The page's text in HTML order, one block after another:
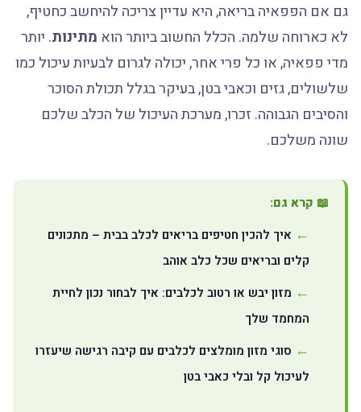
גם אם הפפאיה בריאה, היא עדיין צריכה להיחשב כחטיף,
לא כארוחה שלמה. הכלל החשוב ביותר הואמתינות. יותר
מדי פפאיה, או כל פרי אחר, יכולה לגרום לבעיות עיכול כמו
שלשולים, גזים וכאבי בטן, בעיקר בגלל תכולת הסוכר
והסיבים הגבוהה. זכרו, מערכת העיכול של הכלב שלכם
שונה משלכם.
📖 קרא גם:
איך להכין חטיפים בריאים לכלב בבית – מתכונים
קלים ובריאים שכל כלב אוהב
מזון יבש או רטוב לכלבים: איך לבחור נכון לחיית
המחמד שלך
סוגי מזון מומלצים לכלבים עם קיבה רגישה שיעזרו
לעיכול קל ובלי כאבי בטן